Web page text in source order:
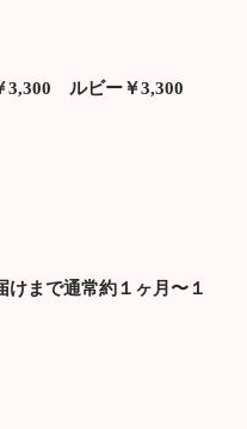
3,300 ルビー￥3,300
まで通常約１ヶ月〜１